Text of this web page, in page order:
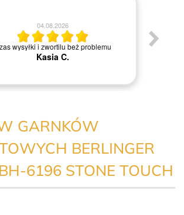
04.08.2026
wysyłki i zwortilu beż problemu
Kasia C.
GARNKÓW
BERLINGER
6196 STONE TOUCH